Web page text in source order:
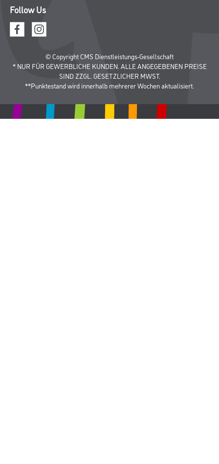
Follow Us
© Copyright CMS Dienstleistungs-Gesellschaft
* NUR FÜR GEWERBLICHE KUNDEN. ALLE ANGEGEBENEN PREISE
SIND ZZGL. GESETZLICHER MWST.
**Punktestand wird innerhalb mehrerer Wochen aktualisiert.